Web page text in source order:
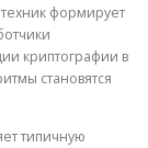
формирует
криптографии в
становятся
типичную